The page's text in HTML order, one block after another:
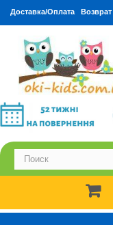
Доставка/Оплата Возврат